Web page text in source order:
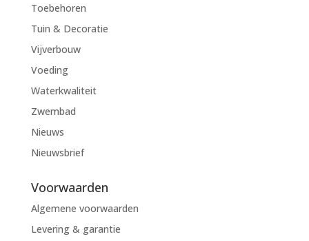
Toebehoren
Tuin & Decoratie
Vijverbouw
Voeding
Waterkwaliteit
Zwembad
Nieuws
Nieuwsbrief
Voorwaarden
Algemene voorwaarden
Levering & garantie